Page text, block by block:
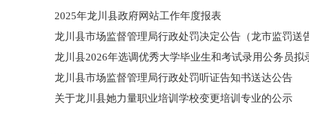
2025年龙川县政府网站工作年度报表
龙川县市场监督管理局行政处罚决定公告（龙市监罚送
龙川县2026年选调优秀大学毕业生和考试录用公务员拟
龙川县市场监督管理局行政处罚听证告知书送达公告
（龙市监罚送告〔2026〕71号）
关于龙川县她力量职业培训学校变更培训专业的公示